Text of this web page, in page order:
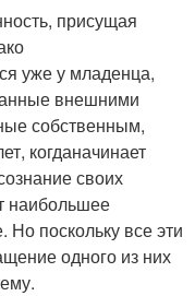
присущая
уже у младенца,
внешними
собственным,
когданачинает
своих
наибольшее
Но поскольку все эти
одного из них